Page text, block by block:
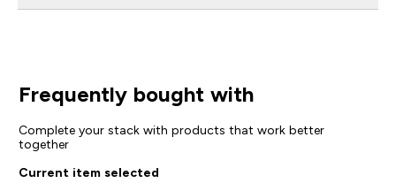
Frequently bought with
Complete your stack with products that work better
together
Current item selected